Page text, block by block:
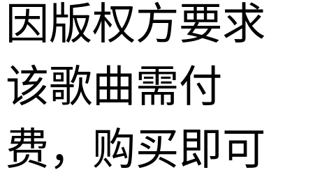
因版权方要求
该歌曲需付
费，购买即可